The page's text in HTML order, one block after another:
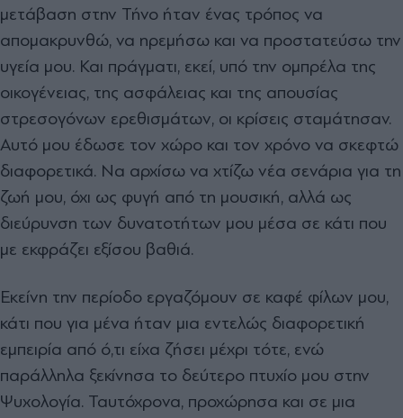
µετάβαση στην Τήνο ήταν ένας τρόπος να
αποµακρυνθώ, να ηρεµήσω και να προστατεύσω την
υγεία µου. Και πράγµατι, εκεί, υπό την οµπρέλα της
οικογένειας, της ασφάλειας και της απουσίας
στρεσογόνων ερεθισµάτων, οι κρίσεις σταµάτησαν.
Αυτό µου έδωσε τον χώρο και τον χρόνο να σκεφτώ
διαφορετικά. Να αρχίσω να χτίζω νέα σενάρια για τη
ζωή µου, όχι ως φυγή από τη µουσική, αλλά ως
διεύρυνση των δυνατοτήτων µου µέσα σε κάτι που
µε εκφράζει εξίσου βαθιά.
Εκείνη την περίοδο εργαζόµουν σε καφέ φίλων µου,
κάτι που για µένα ήταν µια εντελώς διαφορετική
εµπειρία από ό,τι είχα ζήσει µέχρι τότε, ενώ
παράλληλα ξεκίνησα το δεύτερο πτυχίο µου στην
Ψυχολογία. Ταυτόχρονα, προχώρησα και σε µια